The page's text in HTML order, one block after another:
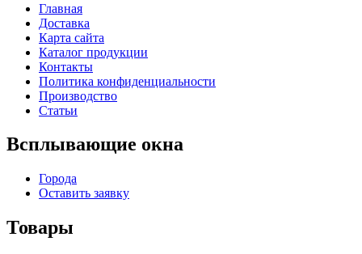
Главная
Доставка
Карта сайта
Каталог продукции
Контакты
Политика конфиденциальности
Производство
Статьи
Всплывающие окна
Города
Оставить заявку
Товары